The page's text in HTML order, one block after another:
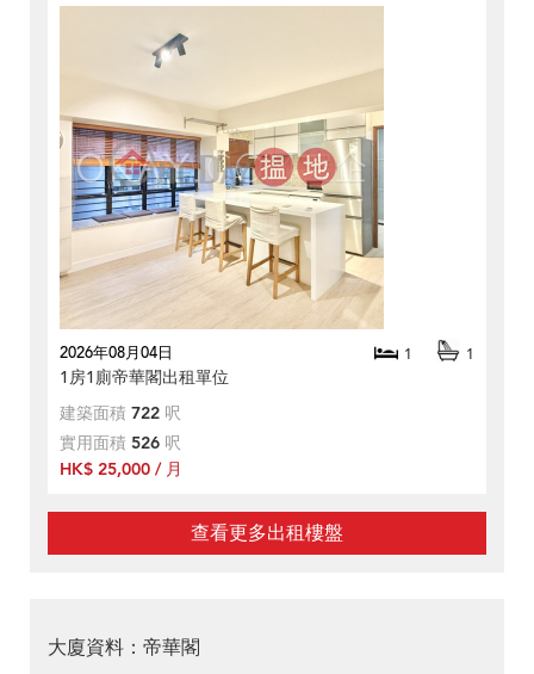
2026年08月04日 1 1
1房1廁帝華閣出租單位
建築面積 722 呎
實用面積 526 呎
HK$ 25,000 / 月
查看更多出租樓盤
大廈資料：帝華閣